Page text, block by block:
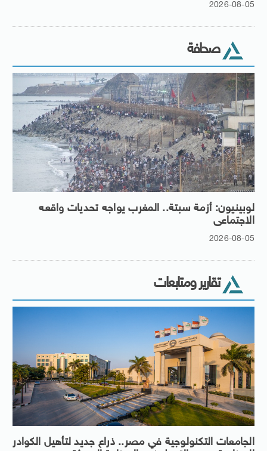
2026-08-05
صحافة
لوبينيون: أزمة سبتة.. المغرب يواجه تحديات واقعه
الاجتماعى
2026-08-05
تقارير ومتابعات
الجامعات التكنولوجية في مصر.. ذراع جديد لتأهيل الكوادر